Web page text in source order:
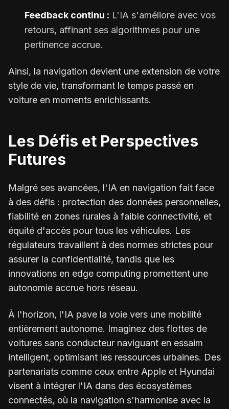
Feedback continu : L'IA s'améliore avec vos
retours, affinant ses algorithmes pour une
pertinence accrue.
Ainsi, la navigation devient une extension de votre
style de vie, transformant le temps passé en
voiture en moments enrichissants.
Les Défis et Perspectives
Futures
Malgré ses avancées, l'IA en navigation fait face
à des défis : protection des données personnelles,
fiabilité en zones rurales à faible connectivité, et
équité d'accès pour tous les véhicules. Les
régulateurs travaillent à des normes strictes pour
assurer la confidentialité, tandis que les
innovations en edge computing promettent une
autonomie accrue hors réseau.
À l'horizon, l'IA pave la voie vers une mobilité
entièrement autonome. Imaginez des flottes de
voitures sans conducteur naviguant en essaim
intelligent, optimisant les ressources urbaines. Des
partenariats comme ceux entre Apple et Hyundai
visent à intégrer l'IA dans des écosystèmes
connectés, où la navigation s'harmonise avec la